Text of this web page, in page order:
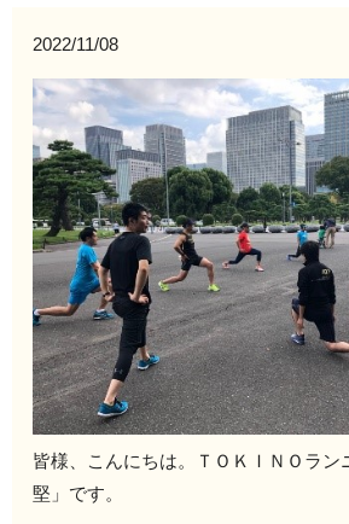
2022/11/08
皆様、こんにちは。ＴＯＫＩＮＯラン
堅」です。